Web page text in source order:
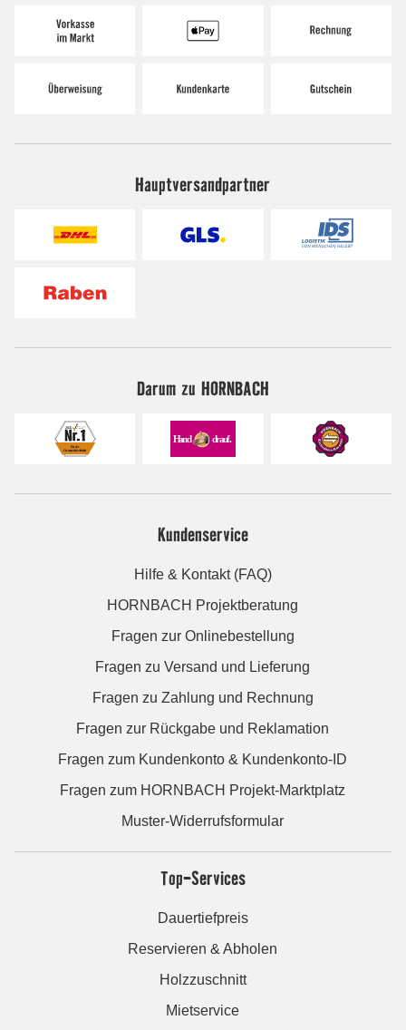
Hauptversandpartner
Darum zu HORNBACH
Kundenservice
Hilfe & Kontakt (FAQ)
HORNBACH Projektberatung
Fragen zur Onlinebestellung
Fragen zu Versand und Lieferung
Fragen zu Zahlung und Rechnung
Fragen zur Rückgabe und Reklamation
Fragen zum Kundenkonto & Kundenkonto-ID
Fragen zum HORNBACH Projekt-Marktplatz
Muster-Widerrufsformular
Top-Services
Dauertiefpreis
Reservieren & Abholen
Holzzuschnitt
Mietservice